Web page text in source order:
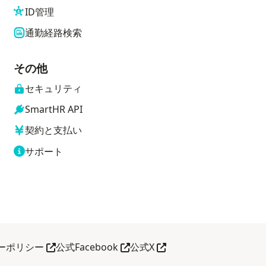
ID管理
通勤経路検索
その他
セキュリティ
SmartHR API
契約と支払い
サポート
ポリシー 別タブで開く
公式Facebook別タブで開く
公式X別タブで開く